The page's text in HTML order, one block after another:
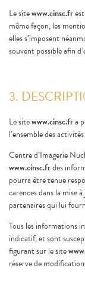
Le sitewww.cinsc.fr
même façon, les
elles s’imposent
souvent possible afin
3.
Le sitewww.cinsc.fra
l’ensemble des
Centre d’Imagerie
www.cinsc.frdes
pourra être tenue
carences dans la mise
partenaires qui lui
Tous les informations
indicatif, et sont
figurant sur le site
réserve de